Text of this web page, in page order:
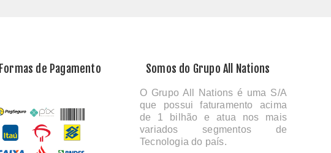
Formas de Pagamento Somos do Grupo All Nations
O Grupo All Nations é uma S/A
que possui faturamento acima
de 1 bilhão e atua nos mais
variados segmentos de
Tecnologia do país.